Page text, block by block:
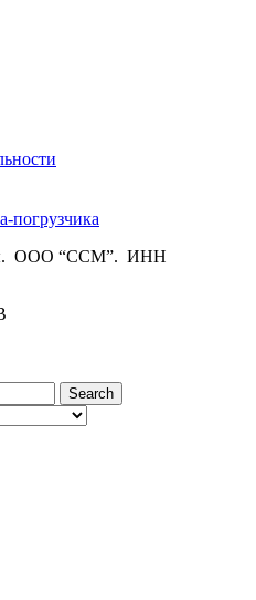
погрузчика
ООО “ССМ”. ИНН
Search